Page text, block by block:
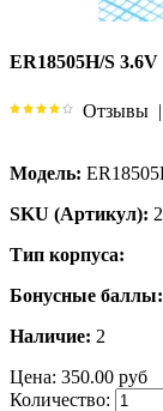
ER18505H/S
Отзывы |
Модель:
SKU (Артикул):
Тип корпуса:
Бонусные баллы:
Наличие: 2
Цена: 350.00 руб
Количество: